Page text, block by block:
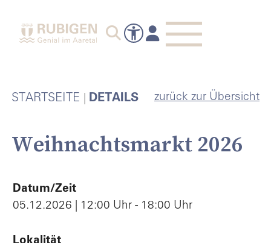
STARTSEITE DETAILS zurück zur Übersicht
Weihnachtsmarkt 2026
Datum/Zeit
05.12.2026 | 12:00 Uhr - 18:00 Uhr
Lokalität